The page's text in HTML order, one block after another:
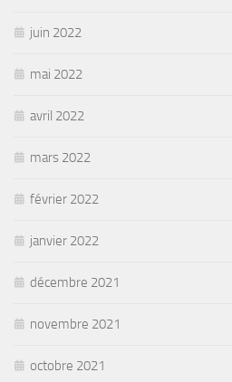
juin 2022
mai 2022
avril 2022
mars 2022
février 2022
janvier 2022
décembre 2021
novembre 2021
octobre 2021